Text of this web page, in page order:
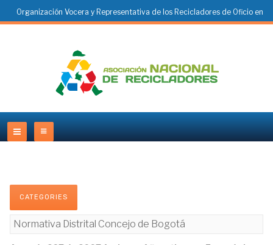
Organización Vocera y Representativa de los Recicladores de Oficio en
CATEGORIES
Normativa Distrital Concejo de Bogotá